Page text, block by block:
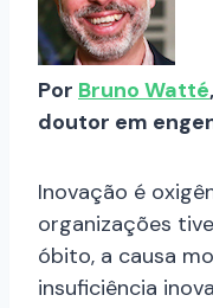
Por Bruno Watté
doutor em
Inovação é
organizações
óbito, a causa
insuficiência